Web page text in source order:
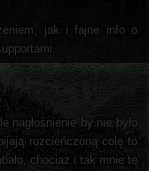
jak i fajne info o
nagłośnienie by nie było
rozcieńczoną colę to
chociaż i tak mnie te